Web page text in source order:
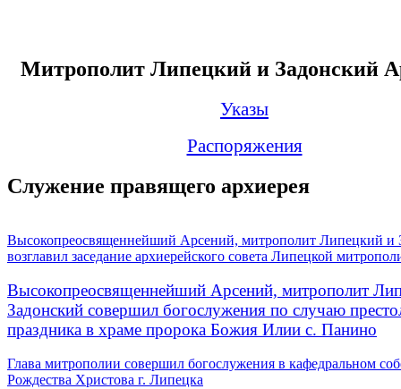
Митрополит Липецкий и Задонский
Указы
Распоряжения
Служение правящего архиерея
Высокопреосвященнейший Арсений, митрополит Липецкий и
возглавил заседание архиерейского совета Липецкой
Высокопреосвященнейший Арсений, митрополит
Задонский совершил богослужения по случаю
праздника в храме пророка Божия Илии с. Панино
Глава митрополии совершил богослужения в кафедральном
Рождества Христова г. Липецка